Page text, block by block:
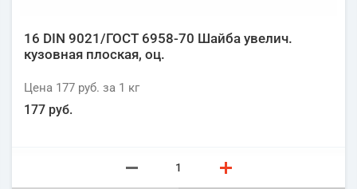
16 DIN 9021/ГОСТ 6958-70 Шайба увелич.
кузовная плоская, оц.
Цена 177 руб. за 1 кг
177 руб.